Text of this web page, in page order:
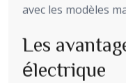
avec les modèles
Les
électrique